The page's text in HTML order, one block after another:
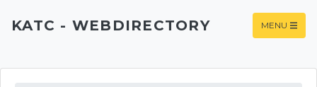
KATC - WEBDIRECTORY MENU